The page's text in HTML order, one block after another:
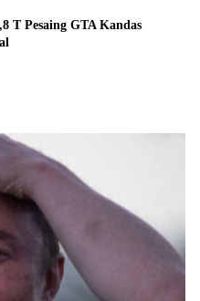
T Pesaing GTA Kandas